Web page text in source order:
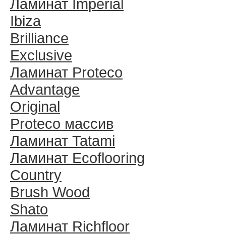
Ламинат Imperial
Ibiza
Brilliance
Exclusive
Ламинат Proteco
Advantage
Original
Proteco массив
Ламинат Tatami
Ламинат Ecoflooring
Country
Brush Wood
Shato
Ламинат Richfloor